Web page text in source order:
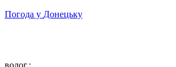
Погода у Донецьку
волог.: